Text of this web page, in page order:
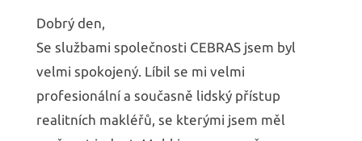
Dobrý den,
Se službami společnosti CEBRAS jsem byl
velmi spokojený. Líbil se mi velmi
profesionální a současně lidský přístup
realitních makléřů, se kterými jsem měl